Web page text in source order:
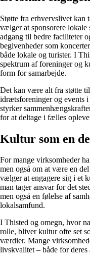
Støtte fra erhvervslivet kan
vælger at sponsorere lokale
adgang til bedre faciliteter
begivenheder som
både lokale og turister. I
spektrum af foreninger og
form for samarbejde.
Det kan være alt fra støtte
idrætsforeninger og events
styrker
for at deltage i fælles
Kultur som en
For mange virksomheder
men også om at være en
vælger at engagere sig i et
man tager ansvar for det
men også en følelse af
lokalsamfund.
I Thisted og omegn, hvor
rolle, bliver kultur ofte set
værdier. Mange
livskvalitet – både for deres